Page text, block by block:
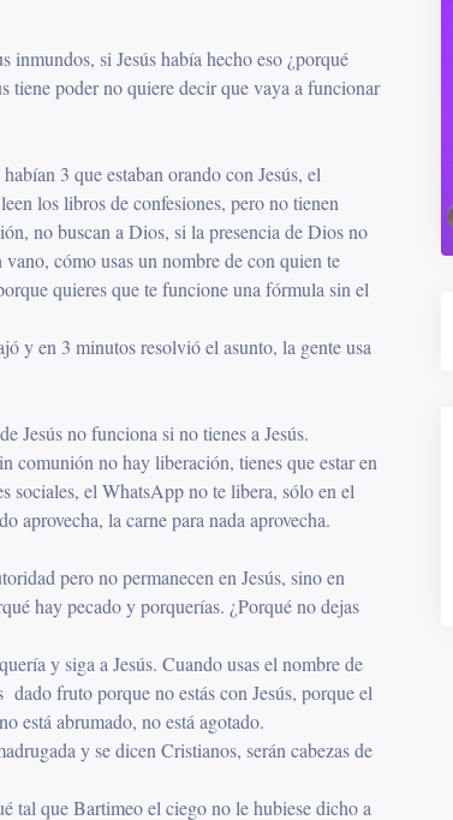
inmundos, si Jesús había hecho eso ¿porqué
tiene poder no quiere decir que vaya a funcionar
3 que estaban orando con Jesús, el
los libros de confesiones, pero no tienen
no buscan a Dios, si la presencia de Dios no
cómo usas un nombre de con quien te
quieres que te funcione una fórmula sin el
y en 3 minutos resolvió el asunto, la gente usa
Jesús no funciona si no tienes a Jesús.
comunión no hay liberación, tienes que estar en
sociales, el WhatsApp no te libera, sólo en el
aprovecha, la carne para nada aprovecha.
pero no permanecen en Jesús, sino en
hay pecado y porquerías. ¿Porqué no dejas
y siga a Jesús. Cuando usas el nombre de
fruto porque no estás con Jesús, porque el
está abrumado, no está agotado.
y se dicen Cristianos, serán cabezas de
tal que Bartimeo el ciego no le hubiese dicho a